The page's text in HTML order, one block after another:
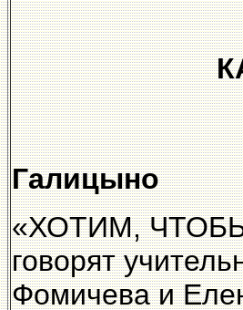
Галицыно
«ХОТИМ,
говорят
Фомичева и